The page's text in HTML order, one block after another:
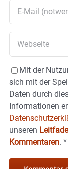
Mit der
sich mit der
Daten durch
Informationen
unseren
Kommentaren. *